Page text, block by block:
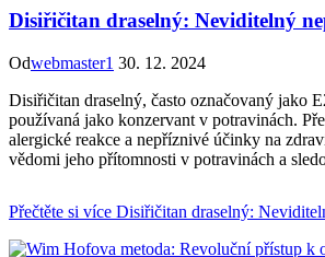
Disiřičitan draselný: Neviditelný
Odwebmaster1 30. 12. 2024
Disiřičitan draselný, často označovaný jako
používaná jako konzervant v potravinách.
alergické reakce a nepříznivé účinky na
vědomi jeho přítomnosti v potravinách a
Přečtěte si více Disiřičitan draselný: